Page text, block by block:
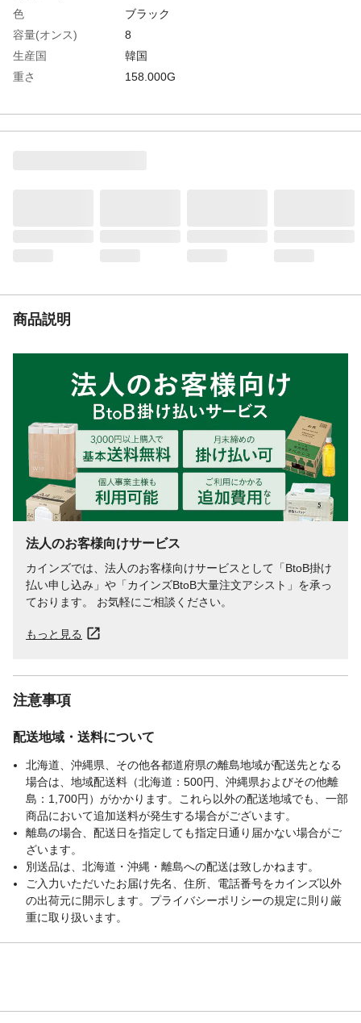
色
ブラック
容量(オンス)
8
生産国
韓国
重さ
158.000G
商品説明
法人のお客様向けサービス
カインズでは、法人のお客様向けサービスとして「BtoB掛け
払い申し込み」や「カインズBtoB大量注文アシスト」を承っ
ております。 お気軽にご相談ください。
もっと見る
注意事項
配送地域・送料について
北海道、沖縄県、その他各都道府県の離島地域が配送先となる
場合は、地域配送料（北海道：500円、沖縄県およびその他離
島：1,700円）がかかります。これら以外の配送地域でも、一部
商品において追加送料が発生する場合がございます。
離島の場合、配送日を指定しても指定日通り届かない場合がご
ざいます。
別送品は、北海道・沖縄・離島への配送は致しかねます。
ご入力いただいたお届け先名、住所、電話番号をカインズ以外
の出荷元に開示します。プライバシーポリシーの規定に則り厳
重に取り扱います。